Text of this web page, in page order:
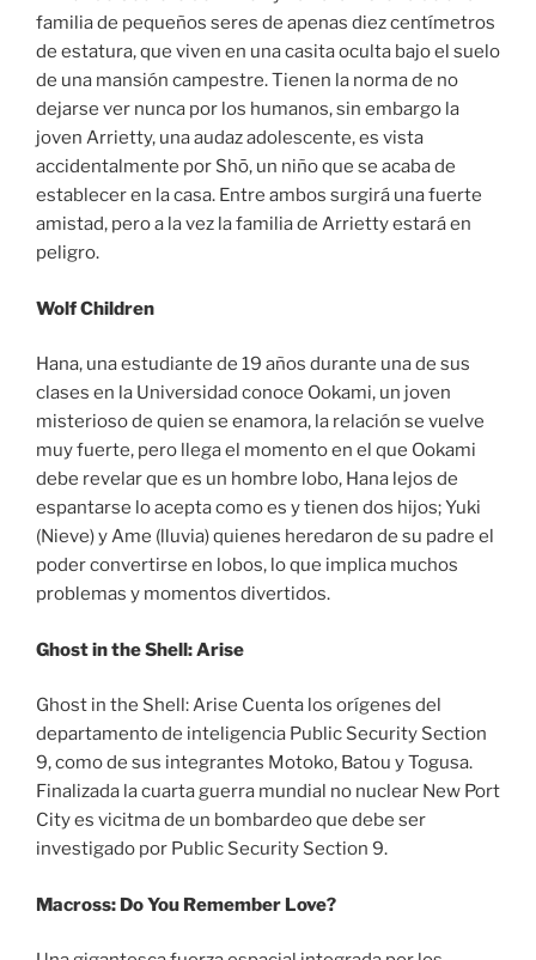
familia de pequeños seres de apenas diez centímetros
de estatura, que viven en una casita oculta bajo el suelo
de una mansión campestre. Tienen la norma de no
dejarse ver nunca por los humanos, sin embargo la
joven Arrietty, una audaz adolescente, es vista
accidentalmente por Shō, un niño que se acaba de
establecer en la casa. Entre ambos surgirá una fuerte
amistad, pero a la vez la familia de Arrietty estará en
peligro.
Wolf Children
Hana, una estudiante de 19 años durante una de sus
clases en la Universidad conoce Ookami, un joven
misterioso de quien se enamora, la relación se vuelve
muy fuerte, pero llega el momento en el que Ookami
debe revelar que es un hombre lobo, Hana lejos de
espantarse lo acepta como es y tienen dos hijos; Yuki
(Nieve) y Ame (lluvia) quienes heredaron de su padre el
poder convertirse en lobos, lo que implica muchos
problemas y momentos divertidos.
Ghost in the Shell: Arise
Ghost in the Shell: Arise Cuenta los orígenes del
departamento de inteligencia Public Security Section
9, como de sus integrantes Motoko, Batou y Togusa.
Finalizada la cuarta guerra mundial no nuclear New Port
City es vicitma de un bombardeo que debe ser
investigado por Public Security Section 9.
Macross: Do You Remember Love?